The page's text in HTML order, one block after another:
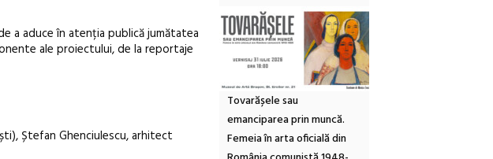
a aduce în atenția publică jumătatea
ale proiectului, de la reportaje
Ștefan Ghenciulescu, arhitect
Tovarășele sau
emanciparea prin muncă.
Femeia în arta oficială din